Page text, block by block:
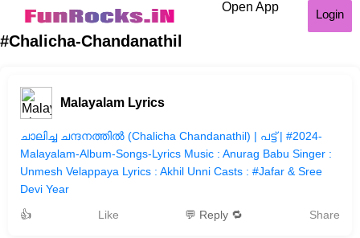
Open App
Login
#Chalicha-Chandanathil
Malayalam Lyrics
ചാലിച്ച ചന്ദനത്തിൽ (Chalicha Chandanathil) |️ പട്ട് | #2024-
Malayalam-Album-Songs-Lyrics Music : Anurag Babu Singer :
Unmesh Velappaya Lyrics : Akhil Unni Casts : #Jafar & Sree
Devi Year
👍
Like 💬 Reply 🔁 Share